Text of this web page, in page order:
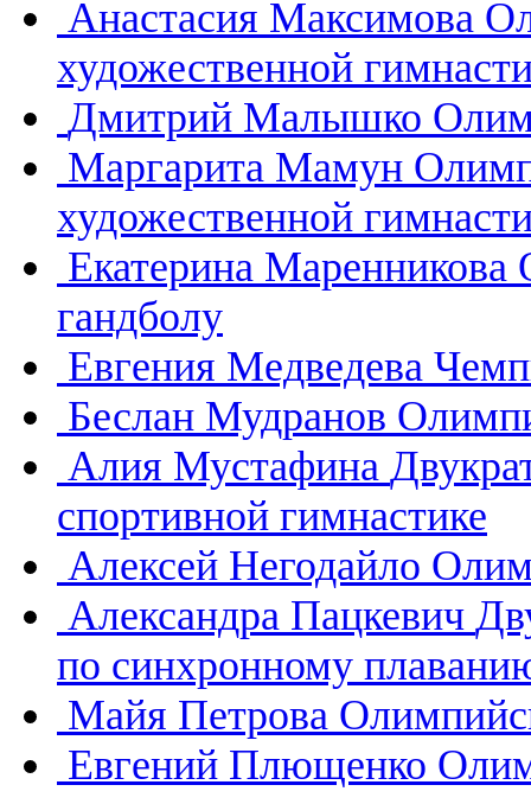
Анастасия Максимова
художественной
Дмитрий Малышко
Маргарита Мамун
художественной
Екатерина Маренникова
гандболу
Евгения Медведева
Беслан Мудранов
Алия Мустафина
спортивной гимнастике
Алексей Негодайло
Александра Пацкевич
по синхронному
Майя Петрова
Евгений Плющенко